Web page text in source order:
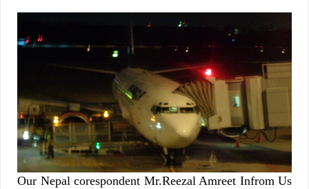
Our Nepal corespondent Mr.Reezal Amreet Infrom Us